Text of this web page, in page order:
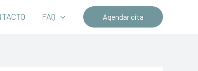
FAQ Agendar cita